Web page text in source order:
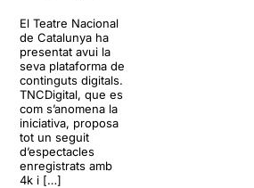
El Teatre Nacional
de Catalunya ha
presentat avui la
seva plataforma de
continguts digitals.
TNCDigital, que es
com s’anomena la
iniciativa, proposa
tot un seguit
d’espectacles
enregistrats amb
4k i […]